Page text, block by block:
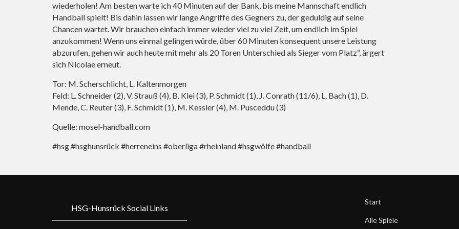
wiederholen! Am besten warte ich 40 Minuten auf der Bank, bis meine Mannschaft endlich
Handball spielt! Bis dahin lassen wir lange Angriffe des Gegners zu, der geduldig auf seine
Chancen wartet. Wir brauchen einfach immer wieder viel zu viel Zeit, um endlich im Spiel
anzukommen! Wenn uns einmal gelingen würde, über 60 Minuten konsequent unsere Leistung
abzurufen, gehen wir auch heute mit mehr als 20 Toren Unterschied als Sieger vom Platz“, ärgert
sich Nicolae erneut.
Tor: M. Scherschlicht, L. Kaltenmorgen
Feld: L. Schneider (2), V. Strauß (4), B. Klei (3), P. Schmidt (1), J. Conrath (11/6), L. Bach (1), D.
Mende, C. Reuter (3), F. Schmidt (1), M. Kessler (4), M. Pusceddu (3)
Quelle: mosel-handball.com
#hsg #hsghunsrück #herreneins #oberliga #rheinland #hsgwölfe #handball
HSG-Hunsrück Social Links
Start
Alle Spiele